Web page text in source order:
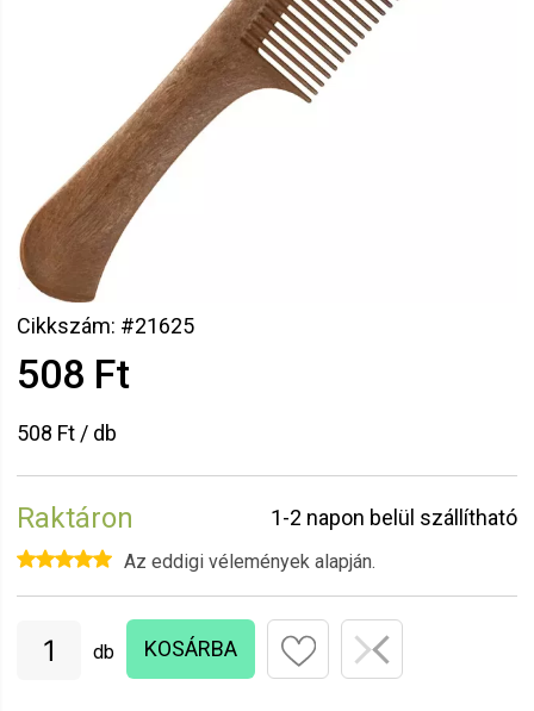
Cikkszám: #21625
508 Ft
508 Ft / db
Raktáron 1-2 napon belül szállítható
Az eddigi vélemények alapján.
db KOSÁRBA